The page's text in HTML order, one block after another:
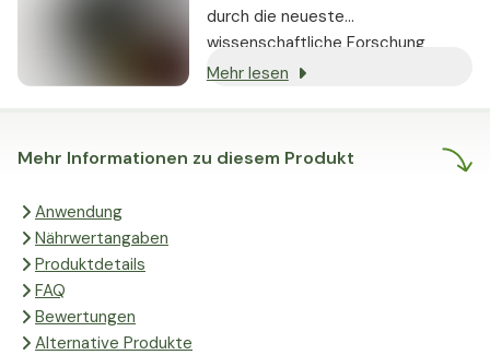
Mehr Informationen zu diesem Produkt
Anwendung
Nährwertangaben
Produktdetails
FAQ
Bewertungen
Alternative Produkte
durch die neueste
wissenschaftliche Forschung
gestützt werden und nachweislich
Mehr lesen